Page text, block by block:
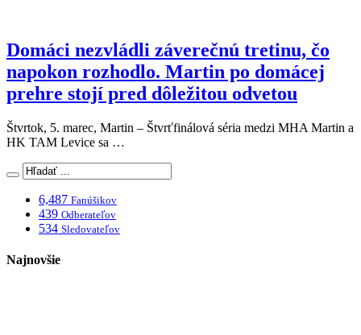
Domáci nezvládli záverečnú tretinu, čo
napokon rozhodlo. Martin po domácej
prehre stojí pred dôležitou odvetou
Štvrtok, 5. marec, Martin – Štvrťfinálová séria medzi MHA Martin a
HK TAM Levice sa …
6,487 Fanúšikov
439 Odberateľov
534 Sledovateľov
Najnovšie